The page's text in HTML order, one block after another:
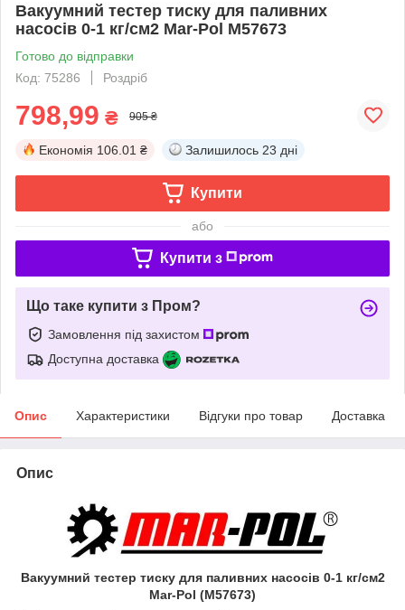
Вакуумний тестер тиску для паливних
насосів 0-1 кг/см2 Mar-Pol M57673
Готово до відправки
Код: 75286
Роздріб
798,99 ₴ 905 ₴
Економія 106.01 ₴ Залишилось 23 дні
Купити
або
Купити з
Що таке купити з Пром?
Замовлення під захистом
Доступна доставка
Опис Характеристики Відгуки про товар Доставка
Опис
Вакуумний тестер тиску для паливних насосів 0-1 кг/см2
Mar-Pol (M57673)